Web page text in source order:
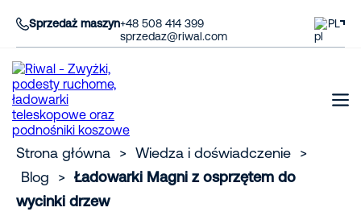
Sprzedaż maszyn+48 508 414 399
sprzedaz@riwal.com
PL
Strona główna > Wiedza i doświadczenie >
Blog
> Ładowarki Magni z osprzętem do
wycinki drzew